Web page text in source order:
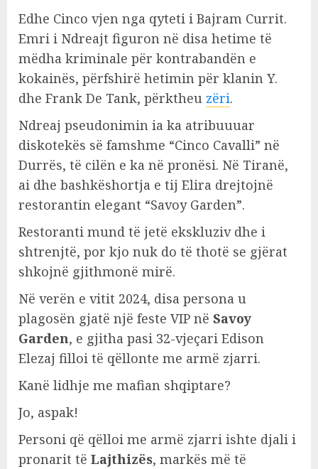
Edhe Cinco vjen nga qyteti i Bajram Currit.
Emri i Ndreajt figuron në disa hetime të
mëdha kriminale për kontrabandën e
kokainës, përfshirë hetimin për klanin Y.
dhe Frank De Tank, përktheu zëri.
Ndreaj pseudonimin ia ka atribuuuar
diskotekës së famshme “Cinco Cavalli” në
Durrës, të cilën e ka në pronësi. Në Tiranë,
ai dhe bashkëshortja e tij Elira drejtojnë
restorantin elegant “Savoy Garden”.
Restoranti mund të jetë ekskluziv dhe i
shtrenjtë, por kjo nuk do të thotë se gjërat
shkojnë gjithmonë mirë.
Në verën e vitit 2024, disa persona u
plagosën gjatë një feste VIP në Savoy
Garden, e gjitha pasi 32-vjeçari Edison
Elezaj filloi të qëllonte me armë zjarri.
Kanë lidhje me mafian shqiptare?
Jo, aspak!
Personi që qëlloi me armë zjarri ishte djali i
pronarit të Lajthizës, markës më të